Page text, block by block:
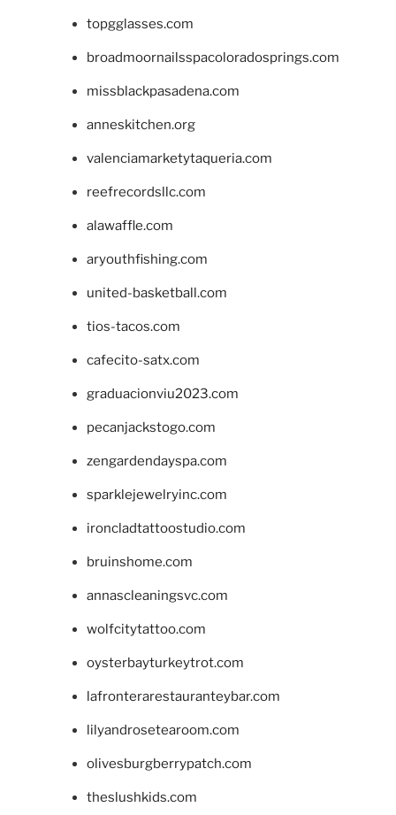
topgglasses.com
broadmoornailsspacoloradosprings.com
missblackpasadena.com
anneskitchen.org
valenciamarketytaqueria.com
reefrecordsllc.com
alawaffle.com
aryouthfishing.com
united-basketball.com
tios-tacos.com
cafecito-satx.com
graduacionviu2023.com
pecanjackstogo.com
zengardendayspa.com
sparklejewelryinc.com
ironcladtattoostudio.com
bruinshome.com
annascleaningsvc.com
wolfcitytattoo.com
oysterbayturkeytrot.com
lafronterarestauranteybar.com
lilyandrosetearoom.com
olivesburgberrypatch.com
theslushkids.com